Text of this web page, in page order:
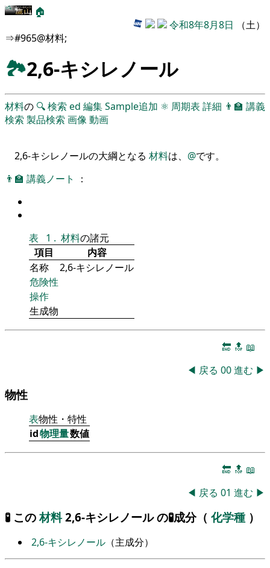
🏠
令和8年8月8日 （土）
⇒#965@材料;
🏞2,6-キシレノール
材料の 🔍検索 ed 編集Sample追加 ⚛ 周期表 詳細 👨‍🏫 講義
検索 製品検索 画像動画
2,6-キシレノールの大綱となる 材料は、 @です。
👨‍🏫 講義ノート ：
表 1 . 材料の諸元
項目
内容
名称
2,6-キシレノール
危険性
操作
生成物
🔚 🔝 📖
◀ 戻る 00進む ▶
物性
表物性・特性
id物理量数値
🔚 🔝 📖
◀ 戻る 01 進む ▶
🧪 この材料2,6-キシレノール の🧪成分（ 化学種 ）
2,6-キシレノール （主成分）